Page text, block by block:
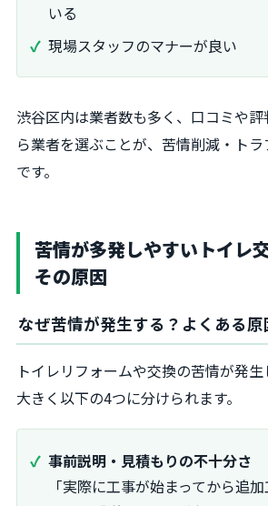
いる
現場スタッフのマナーが良い
渋谷区内は業者数も多く、口コミや
ら業者を選ぶことが、苦情削減・ト
です。
苦情が多発しやすいトイレ
その原因
なぜ苦情が発生する？よくある原
トイレリフォームや交換の苦情が発生
大きく以下の4つに分けられます。
事前説明・見積もりの不十分さ
「実際に工事が始まってから追